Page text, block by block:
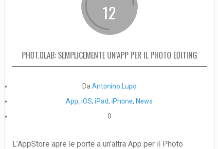
12
PHOT.OLAB: SEMPLICEMENTE UN’APP PER IL PHOTO EDITING
Da Antonino Lupo
App,iOS,iPad,iPhone, News
0
L’AppStore apre le porte a un’altra App per il Photo